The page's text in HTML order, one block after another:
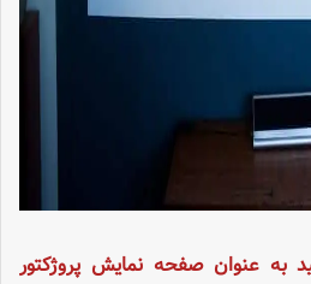
به عنوان صفحه نمایش پروژکتور